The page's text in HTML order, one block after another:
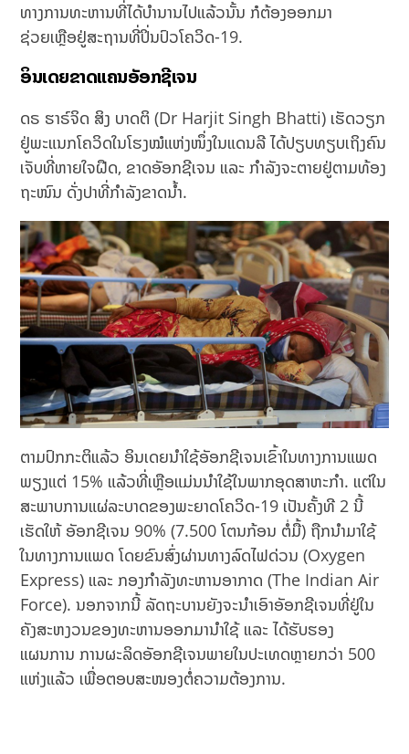
ທາງການທະຫານທີ່ໄດ້ບຳນານໄປແລ້ວນັ້ນ ກໍຕ້ອງອອກມາ
ຊ່ວຍເຫຼືອຢູ່ສະຖານທີ່ປິ່ນປົວໂຄວິດ-19.
ອິນເດຍຂາດແຄນອັອກຊີເຈນ
ດຣ ຮາຣ໌ຈິດ ສິງ ບາດຕິ (Dr Harjit Singh Bhatti) ເຮັດວຽກ
ຢູ່ພະແນກໂຄວິດໃນໂຮງໝໍແຫ່ງໜຶ່ງໃນແດນລີ ໄດ້ປຽບທຽບເຖິງຄົນ
ເຈັບທີ່ຫາຍໃຈຝືດ, ຂາດອັອກຊີເຈນ ແລະ ກຳລັງຈະຕາຍຢູ່ຕາມທ້ອງ
ຖະໜົນ ດັ່ງປາທີ່ກຳລັງຂາດນ້ຳ.
ຕາມປົກກະຕິແລ້ວ ອິນເດຍນຳໃຊ້ອັອກຊີເຈນເຂົ້າໃນທາງການແພດ
ພຽງແຕ່ 15% ແລ້ວທີ່ເຫຼືອແມ່ນນຳໃຊ້ໃນພາກອຸດສາຫະກຳ. ແຕ່ໃນ
ສະພາບການແຜ່ລະບາດຂອງພະຍາດໂຄວິດ-19 ເປັນຄັ້ງທີ 2 ນີ້
ເຮັດໃຫ້ ອັອກຊີເຈນ 90% (7.500 ໂຕນກ້ອນ ຕໍ່ມື້) ຖືກນໍາມາໃຊ້
ໃນທາງການແພດ ໂດຍຂົນສົ່ງຜ່ານທາງລົດໄຟດ່ວນ (Oxygen
Express) ແລະ ກອງກໍາລັງທະຫານອາກາດ (The Indian Air
Force). ນອກຈາກນີ້ ລັດຖະບານຍັງຈະນຳເອົາອັອກຊີເຈນທີ່ຢູ່ໃນ
ຄັງສະຫງວນຂອງທະຫານອອກມານຳໃຊ້ ແລະ ໄດ້ຮັບຮອງ
ແຜນການ ການຜະລິດອັອກຊີເຈນພາຍໃນປະເທດຫຼາຍກວ່າ 500
ແຫ່ງແລ້ວ ເພື່ອຕອບສະໜອງຕໍ່ຄວາມຕ້ອງການ.